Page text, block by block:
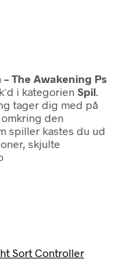
The Awakening Ps
i kategorien Spil.
tager dig med på
den
spiller kastes du ud
skjulte